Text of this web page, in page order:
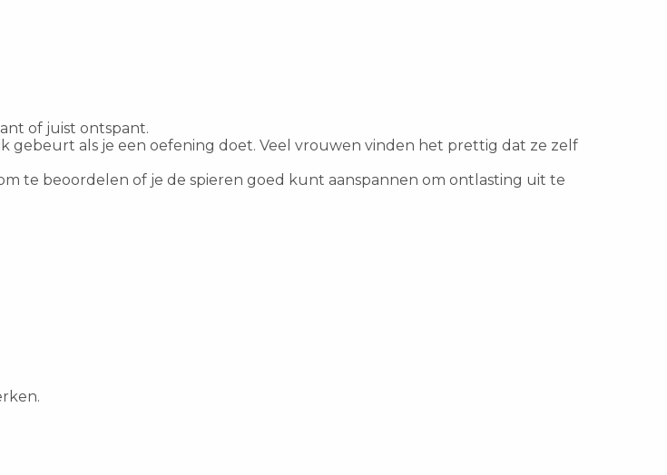
of juist ontspant.
als je een oefening doet. Veel vrouwen vinden het prettig dat ze zelf
te beoordelen of je de spieren goed kunt aanspannen om ontlasting uit te